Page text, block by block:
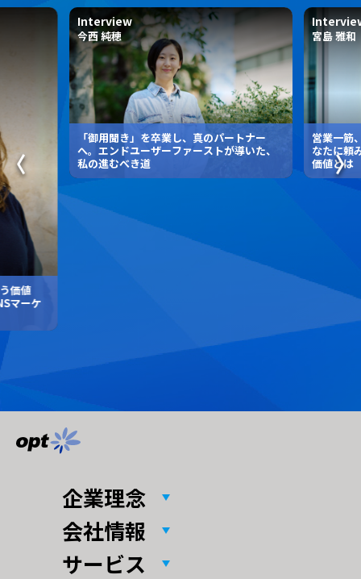
価値
マーケ
Interview
今西 純穂
「御用聞き」を卒業し、真のパートナー
へ。エンドユーザーファーストが導いた、
私の進むべき道
宮島 雅和
営業一筋
なたに頼
価値とは
企業理念
会社情報
サービス